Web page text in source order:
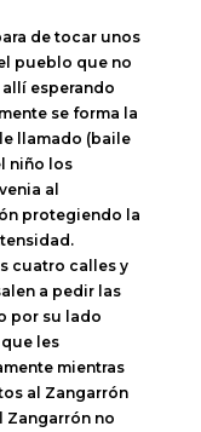
de tocar unos
pueblo que no
esperando
se forma la
llamado (baile
niño los
al
protegiendo la
cuatro calles y
a pedir las
por su lado
les
mientras
al Zangarrón
Zangarrón no